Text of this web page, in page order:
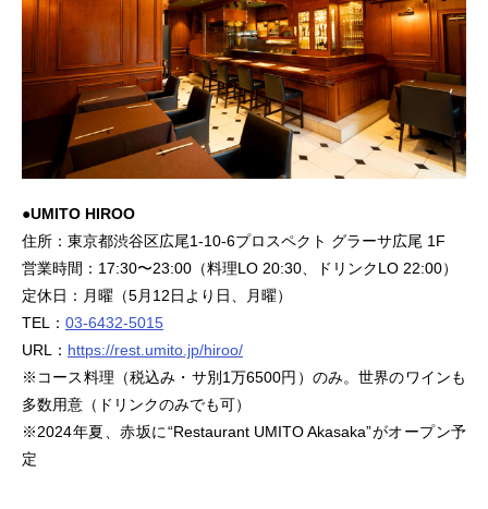
●UMITO HIROO
住所：東京都渋谷区広尾1-10-6プロスペクト グラーサ広尾 1F
営業時間：17:30〜23:00（料理LO 20:30、ドリンクLO 22:00）
定休日：月曜（5月12日より日、月曜）
TEL： 03-6432-5015
URL： https://rest.umito.jp/hiroo/
※コース料理（税込み・サ別1万6500円）のみ。世界のワインも
多数用意（ドリンクのみでも可）
※2024年夏、赤坂に“Restaurant UMITO Akasaka”がオープン予
定